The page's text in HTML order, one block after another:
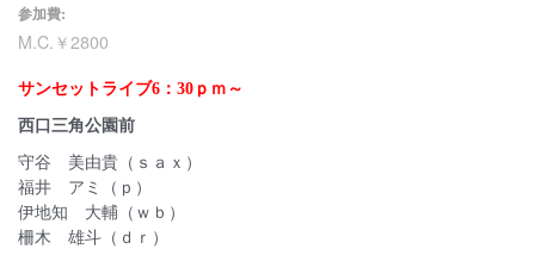
参加費:
M.C.￥2800
サンセットライブ6：30ｐｍ～
西口三角公園前
守谷 美由貴（ｓａｘ）
福井 アミ（ｐ）
伊地知 大輔（ｗｂ）
柵木 雄斗（ｄｒ）